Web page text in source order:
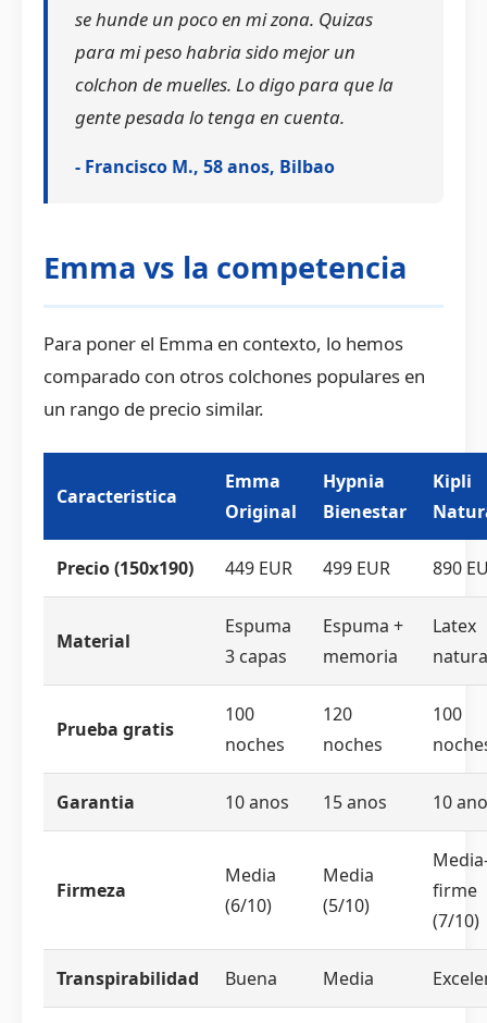
se hunde un poco en mi zona. Quizas
para mi peso habria sido mejor un
colchon de muelles. Lo digo para que la
gente pesada lo tenga en cuenta.
- Francisco M., 58 anos, Bilbao
Emma vs la competencia
Para poner el Emma en contexto, lo hemos
comparado con otros colchones populares en
un rango de precio similar.
Caracteristica
Emma
Original
Hypnia
Bienestar
Kipli
Precio (150x190) 449 EUR 499 EUR 890
Material
Espuma
3 capas
Espuma +
memoria
Latex
Prueba gratis
100
noches
120
noches
100
Garantia 10 anos 15 anos 10
Firmeza
Media
(6/10)
Media
(5/10)
firme
(7/10)
Transpirabilidad Buena Media